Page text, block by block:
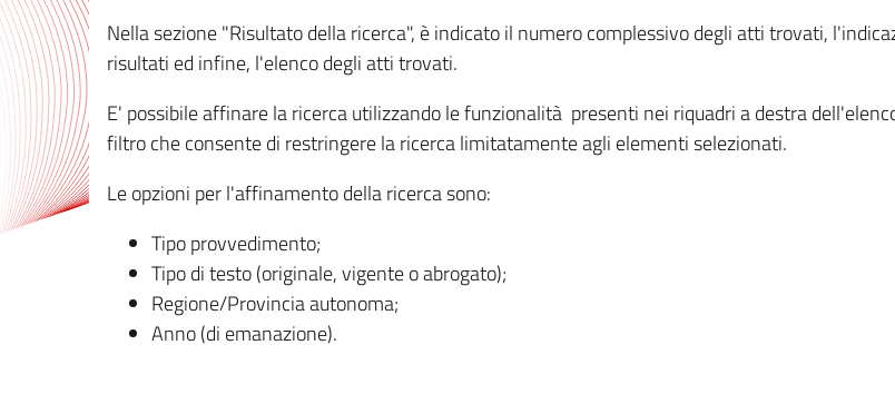
Nella sezione "Risultato della ricerca", è indicato il numero complessivo degli atti trovati,
risultati ed infine, l'elenco degli atti trovati.
E' possibile affinare la ricerca utilizzando le funzionalità presenti nei riquadri a destra
filtro che consente di restringere la ricerca limitatamente agli elementi selezionati.
Le opzioni per l'affinamento della ricerca sono:
Tipo provvedimento;
Tipo di testo (originale, vigente o abrogato);
Regione/Provincia autonoma;
Anno (di emanazione).